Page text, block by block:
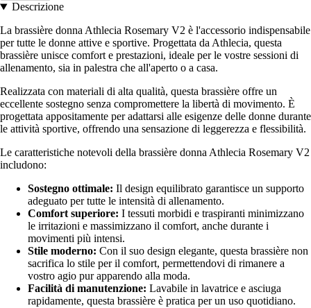
Descrizione
La brassière donna Athlecia Rosemary V2 è l'accessorio indispensabile
per tutte le donne attive e sportive. Progettata da Athlecia, questa
brassière unisce comfort e prestazioni, ideale per le vostre sessioni di
allenamento, sia in palestra che all'aperto o a casa.
Realizzata con materiali di alta qualità, questa brassière offre un
eccellente sostegno senza compromettere la libertà di movimento. È
progettata appositamente per adattarsi alle esigenze delle donne durante
le attività sportive, offrendo una sensazione di leggerezza e flessibilità.
Le caratteristiche notevoli della brassière donna Athlecia Rosemary V2
includono:
Sostegno ottimale: Il design equilibrato garantisce un supporto
adeguato per tutte le intensità di allenamento.
Comfort superiore: I tessuti morbidi e traspiranti minimizzano
le irritazioni e massimizzano il comfort, anche durante i
movimenti più intensi.
Stile moderno: Con il suo design elegante, questa brassière non
sacrifica lo stile per il comfort, permettendovi di rimanere a
vostro agio pur apparendo alla moda.
Facilità di manutenzione: Lavabile in lavatrice e asciuga
rapidamente, questa brassière è pratica per un uso quotidiano.